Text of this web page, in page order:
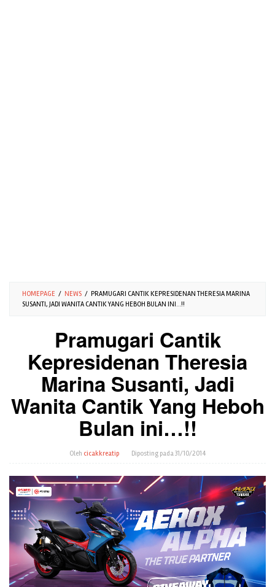
HOMEPAGE / NEWS / PRAMUGARI CANTIK KEPRESIDENAN THERESIA MARINA
SUSANTI, JADI WANITA CANTIK YANG HEBOH BULAN INI…!!
Pramugari Cantik
Kepresidenan Theresia
Marina Susanti, Jadi
Wanita Cantik Yang Heboh
Bulan ini…!!
Oleh cicakkreatip Diposting pada31/10/2014